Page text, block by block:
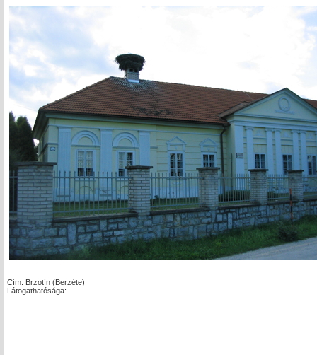
Cím: Brzotín (Berzéte)
Látogathatósága: